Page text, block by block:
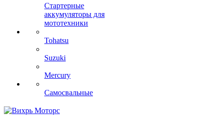
Стартерные
аккумуляторы для
мототехники
Tohatsu
Suzuki
Mercury
Самосвальные